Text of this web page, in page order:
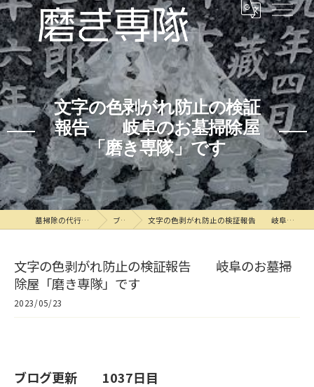
文字の色剥がれ防止の検証
報告 岐阜のお墓掃除屋
「磨き専隊」です
墓掃除の代行なら磨き専隊 ブログ 文字の色剥がれ防止の検証報告 岐阜のお墓掃除屋「磨き専隊」です
文字の色剥がれ防止の検証報告 岐阜のお墓掃
除屋「磨き専隊」です
2023/05/23
ブログ更新 1037日目